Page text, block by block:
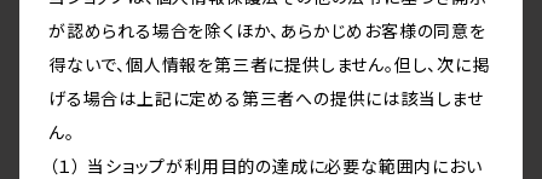
が認められる場合を除くほか、あらかじめお客様の同意を
得ないで、個人情報を第三者に提供しません。但し、次に掲
げる場合は上記に定める第三者への提供には該当しませ
ん。
（１） 当ショップが利用目的の達成に必要な範囲内におい